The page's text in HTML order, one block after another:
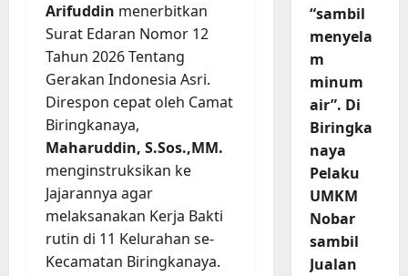
Arifuddin menerbitkan
Surat Edaran Nomor 12
Tahun 2026 Tentang
Gerakan Indonesia Asri.
Direspon cepat oleh Camat
Biringkanaya,
Maharuddin, S.Sos.,MM.
menginstruksikan ke
Jajarannya agar
melaksanakan Kerja Bakti
rutin di 11 Kelurahan se-
Kecamatan Biringkanaya.
“sambil
menyela
m
minum
air”. Di
Biringka
naya
Pelaku
UMKM
Nobar
sambil
Jualan